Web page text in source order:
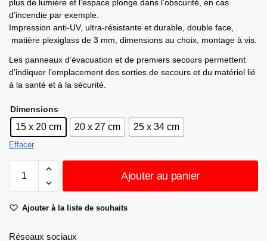
plus de lumière et l’espace plonge dans l’obscurité, en cas
d’incendie par exemple.
Impression anti-UV, ultra-résistante et durable, double face,
matière plexiglass de 3 mm, dimensions au choix, montage à vis.
Les panneaux d’évacuation et de premiers secours permettent
d’indiquer l’emplacement des sorties de secours et du matériel lié
à la santé et à la sécurité.
Dimensions
15 x 20 cm 20 x 27 cm 25 x 34 cm
Effacer
Ajouter au panier
Ajouter à la liste de souhaits
Réseaux sociaux